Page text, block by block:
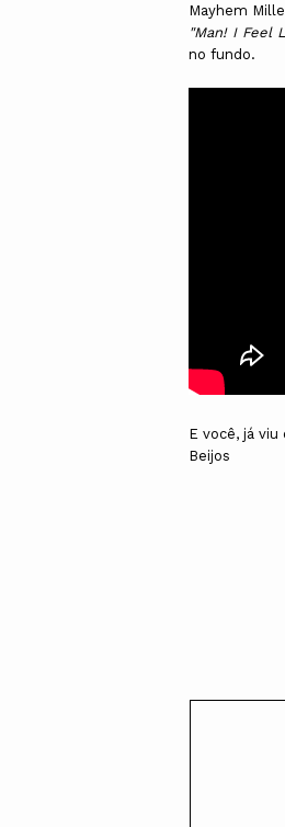
Mayhem
"Man! I Feel
no fundo.
E você, já
Beijos